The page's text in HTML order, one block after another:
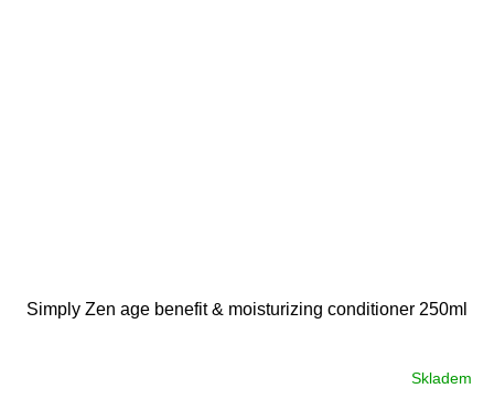
Simply Zen age benefit & moisturizing conditioner 250ml
Skladem